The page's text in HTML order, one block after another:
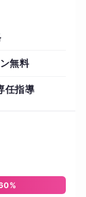
無料
任指導